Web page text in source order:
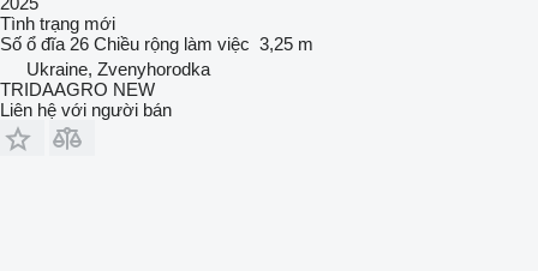
Tình trạng mới
Số ổ đĩa 26 Chiều rộng làm việc 3,25 m
Ukraine, Zvenyhorodka
TRIDAAGRO NEW
Liên hệ với người bán